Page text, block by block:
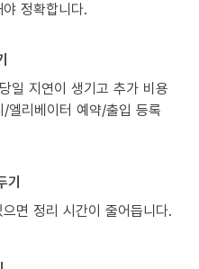
정확합니다.
일 지연이 생기고 추가 비용
엘리베이터 예약/출입 등록
기
면 정리 시간이 줄어듭니다.